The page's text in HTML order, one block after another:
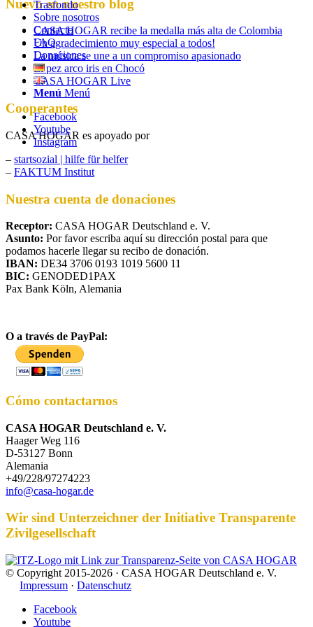
Trasfondo
Sobre nosotros
Contacto
FAQ
Donaciones
Menú Menú
Facebook
Youtube
Instagram
Nuevo en nuestro blog
CASA HOGAR recibe la medalla más alta de Colombia
Un agradecimiento muy especial a todos!
La música se une a un compromiso apasionado
El pez arco iris en Chocó
CASA HOGAR Live
Cooperantes
CASA HOGAR es apoyado por
– startsozial | hilfe für helfer
– FAKTUM Institut
Nuestra cuenta de donaciones
Receptor: CASA HOGAR Deutschland e. V.
Asunto: Por favor escriba aquí su dirección postal para que
podamos hacerle llegar su recibo de donación.
IBAN: DE34 3706 0193 1019 5600 11
BIC: GENODED1PAX
Pax Bank Köln, Alemania
O a través de PayPal:
Cómo contactarnos
CASA HOGAR Deutschland e. V.
Haager Weg 116
D-53127 Bonn
Alemania
+49/228/97274223
info@casa-hogar.de
Wir sind Unterzeichner der Initiative Transparente
Zivilgesellschaft
© Copyright 2015-2026 · CASA HOGAR Deutschland e. V.
Impressum · Datenschutz
Facebook
Youtube